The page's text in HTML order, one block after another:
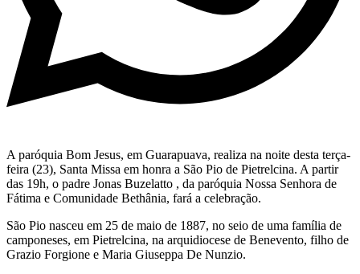
A paróquia Bom Jesus, em Guarapuava, realiza na noite desta terça-
feira (23), Santa Missa em honra a São Pio de Pietrelcina. A partir
das 19h, o padre Jonas Buzelatto , da paróquia Nossa Senhora de
Fátima e Comunidade Bethânia, fará a celebração.
São Pio nasceu em 25 de maio de 1887, no seio de uma família de
camponeses, em Pietrelcina, na arquidiocese de Benevento, filho de
Grazio Forgione e Maria Giuseppa De Nunzio.